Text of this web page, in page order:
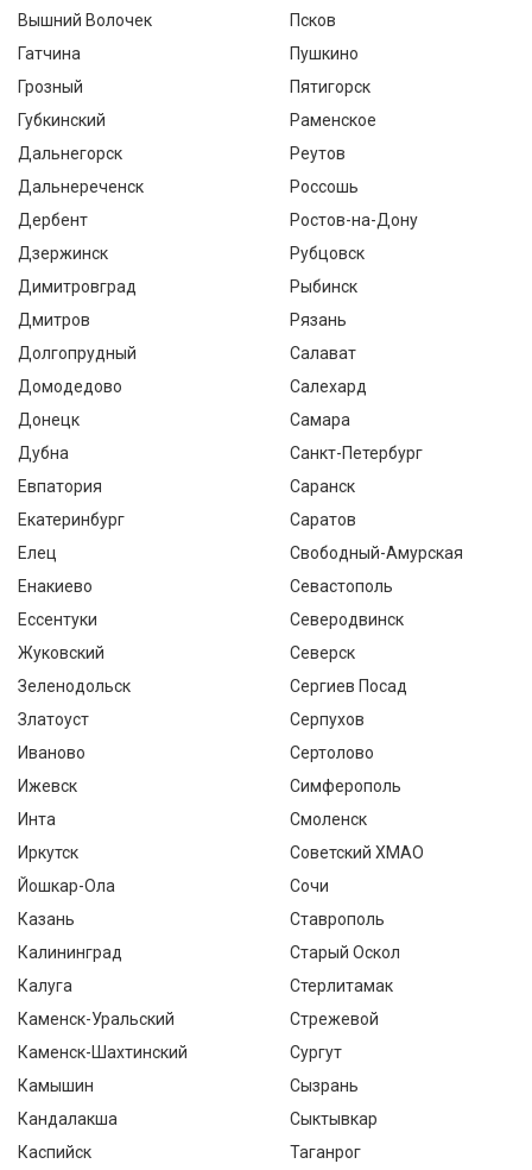
Вышний Волочек
Гатчина
Грозный
Губкинский
Дальнегорск
Дальнереченск
Дербент
Дзержинск
Димитровград
Дмитров
Долгопрудный
Домодедово
Донецк
Дубна
Евпатория
Екатеринбург
Елец
Енакиево
Ессентуки
Жуковский
Зеленодольск
Златоуст
Иваново
Ижевск
Инта
Иркутск
Йошкар-Ола
Казань
Калининград
Калуга
Каменск-Уральский
Каменск-Шахтинский
Камышин
Кандалакша
Каспийск
Псков
Пушкино
Пятигорск
Раменское
Реутов
Россошь
Ростов-на-Дону
Рубцовск
Рыбинск
Рязань
Салават
Салехард
Самара
Санкт-Петербург
Саранск
Саратов
Свободный-Амурская
Севастополь
Северодвинск
Северск
Сергиев Посад
Серпухов
Сертолово
Симферополь
Смоленск
Советский ХМАО
Сочи
Ставрополь
Старый Оскол
Стерлитамак
Стрежевой
Сургут
Сызрань
Сыктывкар
Таганрог